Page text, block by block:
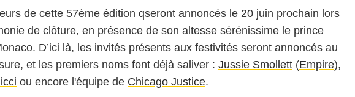
de cette 57ème édition qseront annoncés le 20 juin prochain lors
de clôture, en présence de son altesse sérénissime le prince
D’ici là, les invités présents aux festivités seront annoncés au
et les premiers noms font déjà saliver : Jussie Smollett (Empire),
ou encore l'équipe de Chicago Justice.